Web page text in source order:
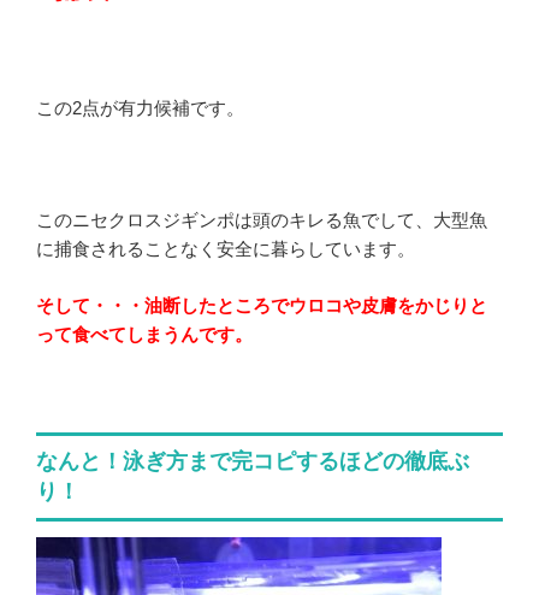
この2点が有力候補です。
このニセクロスジギンポは頭のキレる魚でして、大型魚
に捕食されることなく安全に暮らしています。
そして・・・油断したところでウロコや皮膚をかじりと
って食べてしまうんです。
なんと！泳ぎ方まで完コピするほどの徹底ぶ
り！